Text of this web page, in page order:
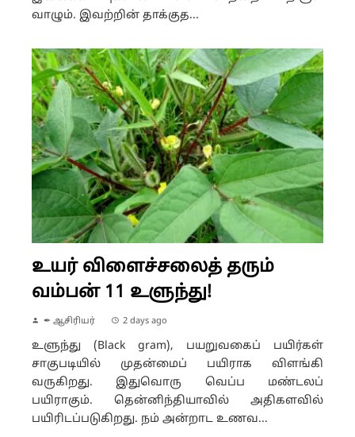
வாழும். இவற்றின் தாக்குத...
உயர் விளைச்சலைத் தரும்
வம்பன் 11 உளுந்து!
✒ ஆசிரியர் 2 days ago
உளுந்து (Black gram), பயறுவகைப் பயிர்கள்
சாகுபடியில் முதன்மைப் பயிராக விளங்கி
வருகிறது. இதுவொரு வெப்ப மண்டலப்
பயிராகும். தென்னிந்தியாவில் அதிகளவில்
பயிரிடப்படுகிறது. நம் அன்றாட உணவ...